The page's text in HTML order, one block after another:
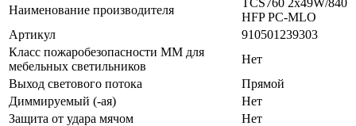
Наименование производителя
HFP PC-MLO
Артикул
910501239303
Класс пожаробезопасности ММ для
мебельных светильников
Нет
Выход светового потока
Прямой
Диммируемый (-ая)
Нет
Защита от удара мячом
Нет